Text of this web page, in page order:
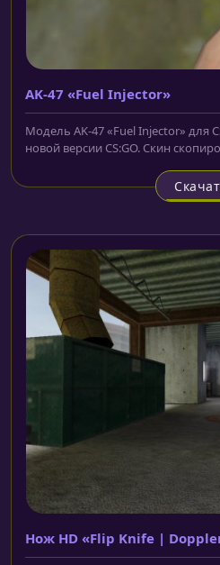
AK-47 «Fuel Injector»
Модель AK-47 «Fuel Injector» для
новой версии CS:GO. Скин
Нож HD «Flip Knife |